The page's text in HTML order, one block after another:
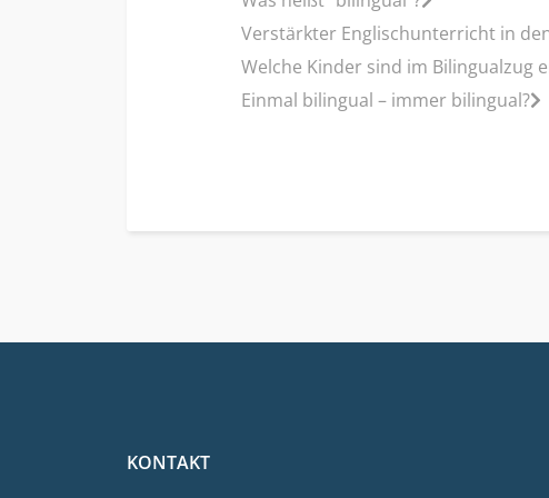
Verstärkter Englischunterricht in
Welche Kinder sind im Bilingualzug
Einmal bilingual – immer bilingual?
KONTAKT